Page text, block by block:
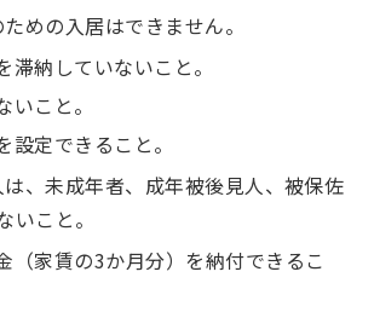
めの入居はできません。
滞納していないこと。
いこと。
設定できること。
、未成年者、成年被後見人、被保佐
いこと。
（家賃の3か月分）を納付できるこ